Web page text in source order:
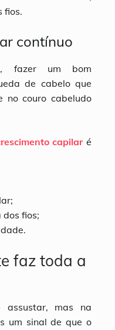
fios.
contínuo
fazer um bom
de cabelo que
no couro cabeludo
capilaré
fios;
faz toda a
mas na
um sinal de que o